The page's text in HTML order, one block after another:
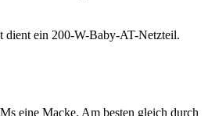
dient ein 200-W-Baby-AT-Netzteil.
eine Macke. Am besten gleich durch